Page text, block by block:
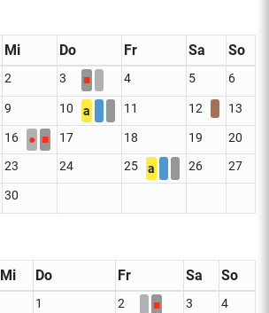
Mi Do Fr Sa So
2 3 ■ 4 5 6
9 10 a 11 12 13
16 ● ■ 17 18 19
20
23 24 25 a 26 27
30
Mi Do Fr Sa So
1 2 ■ 3 4